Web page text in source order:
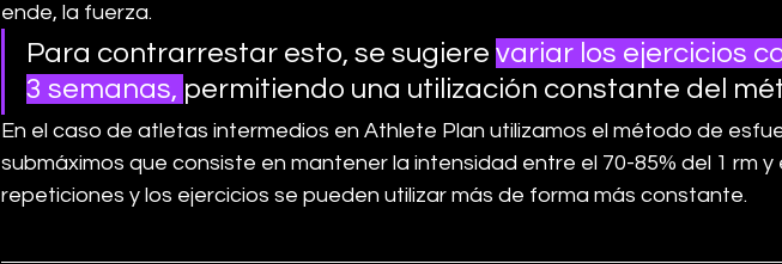
ende, la fuerza.
Para contrarrestar esto, se sugiere variar los ejercicios
3 semanas, permitiendo una utilización constante del
En el caso de atletas intermedios en Athlete Plan utilizamos el método de
submáximos que consiste en mantener la intensidad entre el 70-85% del 1 rm y
repeticiones y los ejercicios se pueden utilizar más de forma más constante.